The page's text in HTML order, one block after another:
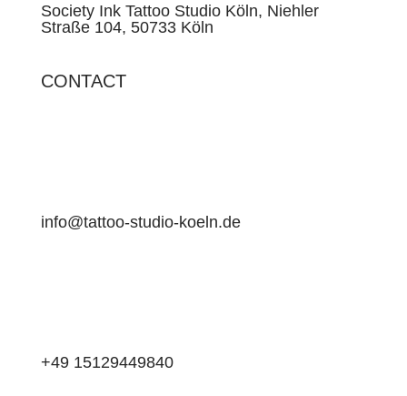
Society Ink Tattoo Studio Köln, Niehler
Straße 104, 50733 Köln
CONTACT
info@tattoo-studio-koeln.de
+49 15129449840